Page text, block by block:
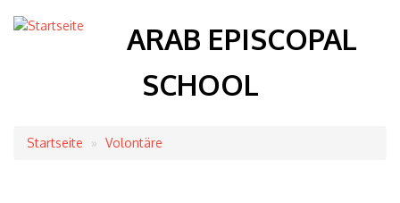
ARAB EPISCOPAL
SCHOOL
Breadcrumb
Startseite Volontäre